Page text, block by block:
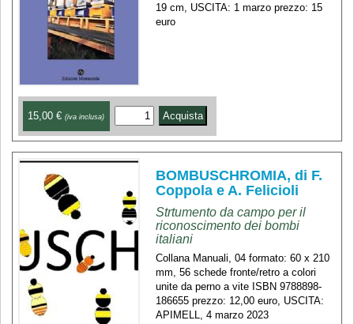
19 cm, USCITA: 1 marzo prezzo: 15
euro
15,00 € (iva inclusa)
BOMBUSCHROMIA, di F.
Coppola e A. Felicioli
Strtumento da campo per il
riconoscimento dei bombi
italiani
Collana Manuali, 04 formato: 60 x 210
mm, 56 schede fronte/retro a colori
unite da perno a vite ISBN 9788898-
186655 prezzo: 12,00 euro, USCITA:
APIMELL, 4 marzo 2023